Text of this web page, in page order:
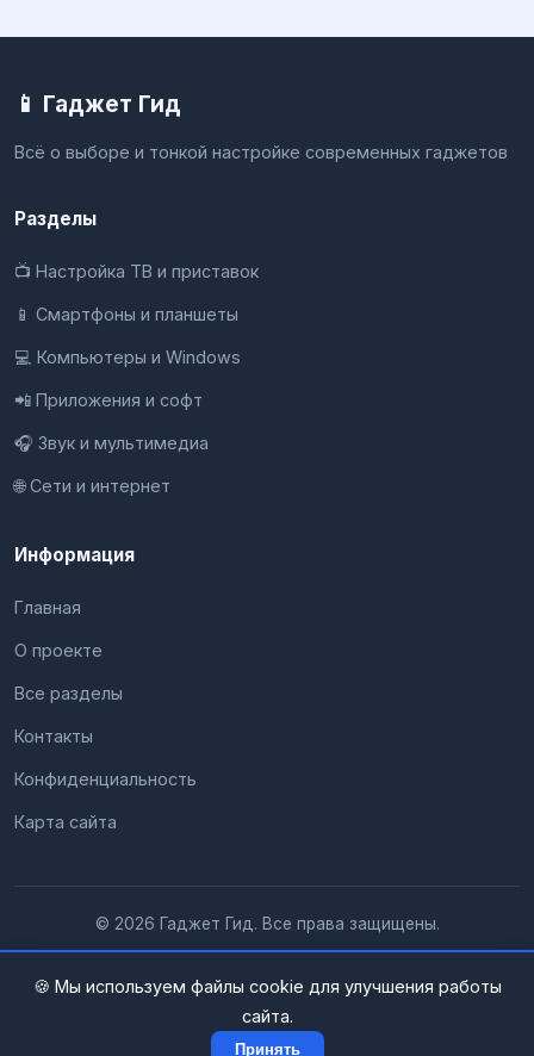
📱 Гаджет Гид
Всё о выборе и тонкой настройке современных гаджетов
Разделы
📺 Настройка ТВ и приставок
📱 Смартфоны и планшеты
💻 Компьютеры и Windows
📲 Приложения и софт
🎧 Звук и мультимедиа
🌐 Сети и интернет
Информация
Главная
О проекте
Все разделы
Контакты
Конфиденциальность
Карта сайта
© 2026 Гаджет Гид. Все права защищены.
🍪 Мы используем файлы cookie для улучшения работы
сайта.
Принять